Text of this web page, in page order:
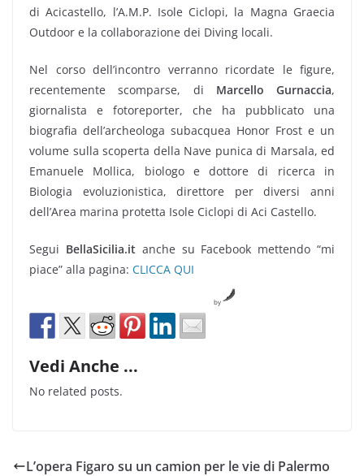
di Acicastello, l’A.M.P. Isole Ciclopi, la Magna Graecia
Outdoor e la collaborazione dei Diving locali.
Nel corso dell’incontro verranno ricordate le figure,
recentemente scomparse, di Marcello Gurnaccia,
giornalista e fotoreporter, che ha pubblicato una
biografia dell’archeologa subacquea Honor Frost e un
volume sulla scoperta della Nave punica di Marsala, ed
Emanuele Mollica, biologo e dottore di ricerca in
Biologia evoluzionistica, direttore per diversi anni
dell’Area marina protetta Isole Ciclopi di Aci Castello.
Segui BellaSicilia.it anche su Facebook mettendo “mi
piace” alla pagina: CLICCA QUI
by
Vedi Anche ...
No related posts.
L’opera Figaro su un camion per le vie di Palermo